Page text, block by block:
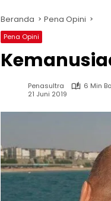
Beranda Pena Opini
Pena Opini
Penasultra
6 Min
21 Juni 2019